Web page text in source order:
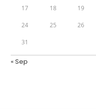
17 18 19
24 25 26
31
« Sep